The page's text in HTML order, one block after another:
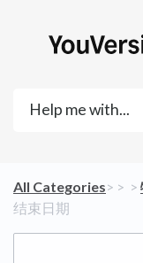
All Categories​>​ ​ > ​ ​ > ​
结束日期